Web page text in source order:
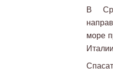
В
море